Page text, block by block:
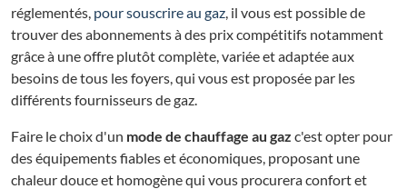
réglementés, pour souscrire au gaz , il vous est possible de
trouver des abonnements à des prix compétitifs notamment
grâce à une offre plutôt complète, variée et adaptée aux
besoins de tous les foyers, qui vous est proposée par les
différents fournisseurs de gaz.
Faire le choix d'un mode de chauffage au gaz c'est opter pour
des équipements fiables et économiques, proposant une
chaleur douce et homogène qui vous procurera confort et